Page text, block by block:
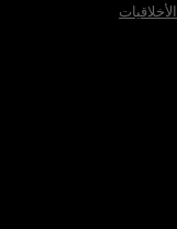
الأخلاقيات